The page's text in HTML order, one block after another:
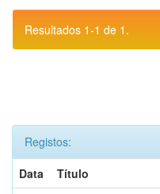
Resultados 1-1 de 1.
Registos:
Data
Título